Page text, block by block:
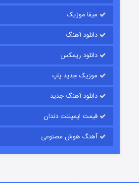
قسمت
میفا موزیک
دانلود آهنگ
دانلود ریمکس
موزیک جدید پاپ
دانلود آهنگ جدید
قیمت ایمپلنت دندان
آهنگ هوش مصنوعی